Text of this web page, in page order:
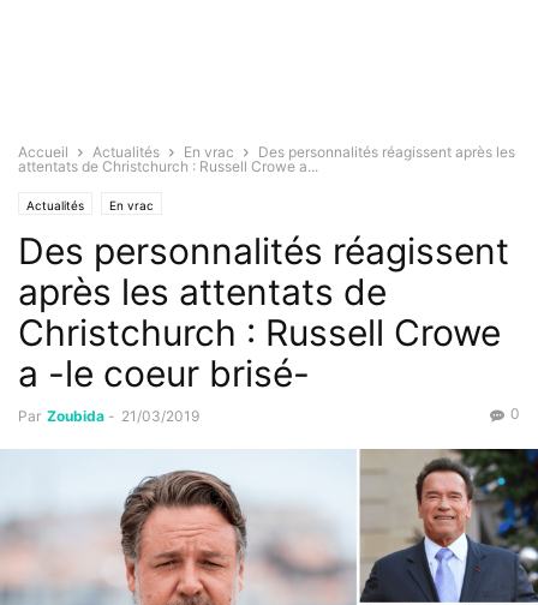
Accueil Actualités En vrac
Des personnalités réagissent après les
attentats de Christchurch : Russell Crowe a...
Actualités En vrac
Des personnalités réagissent
après les attentats de
Christchurch : Russell Crowe
a -le coeur brisé-
Par Zoubida - 21/03/2019 0